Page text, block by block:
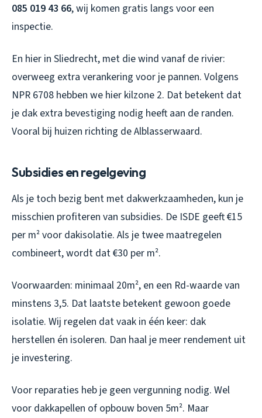
085 019 43 66, wij komen gratis langs voor een
inspectie.
En hier in Sliedrecht, met die wind vanaf de rivier:
overweeg extra verankering voor je pannen. Volgens
NPR 6708 hebben we hier kilzone 2. Dat betekent dat
je dak extra bevestiging nodig heeft aan de randen.
Vooral bij huizen richting de Alblasserwaard.
Subsidies en regelgeving
Als je toch bezig bent met dakwerkzaamheden, kun je
misschien profiteren van subsidies. De ISDE geeft €15
per m² voor dakisolatie. Als je twee maatregelen
combineert, wordt dat €30 per m².
Voorwaarden: minimaal 20m², en een Rd-waarde van
minstens 3,5. Dat laatste betekent gewoon goede
isolatie. Wij regelen dat vaak in één keer: dak
herstellen én isoleren. Dan haal je meer rendement uit
je investering.
Voor reparaties heb je geen vergunning nodig. Wel
voor dakkapellen of opbouw boven 5m². Maar